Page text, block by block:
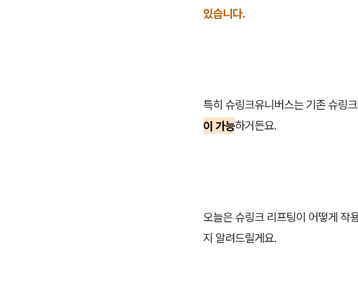
있습니다.
특히 슈링크유니버스는 기존 슈링
이 가능하거든요.
오늘은 슈링크 리프팅이 어떻게 작
지 알려드릴게요.